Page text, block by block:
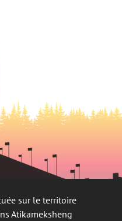
sur le territoire
Atikameksheng